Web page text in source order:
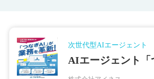
次世代型AIエージェント
AIエージェント「